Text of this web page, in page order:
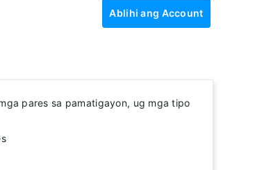
Ablihi ang Account
pares sa pamatigayon, ug mga tipo